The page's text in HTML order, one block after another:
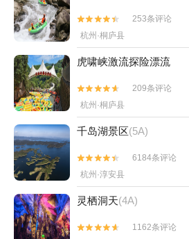


253条评论
杭州·桐庐县
虎啸峡激流探险漂流


209条评论
杭州·桐庐县
千岛湖景区(5A)


6184条评论
杭州·淳安县
灵栖洞天(4A)


1162条评论